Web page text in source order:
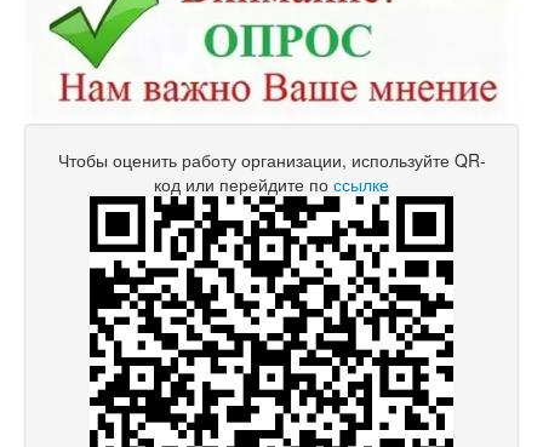
Чтобы оценить работу организации, используйте QR-
код или перейдите по ссылке